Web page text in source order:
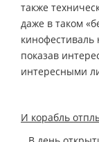
также
даже в таком
кинофестиваль
показав
интересными
И корабль